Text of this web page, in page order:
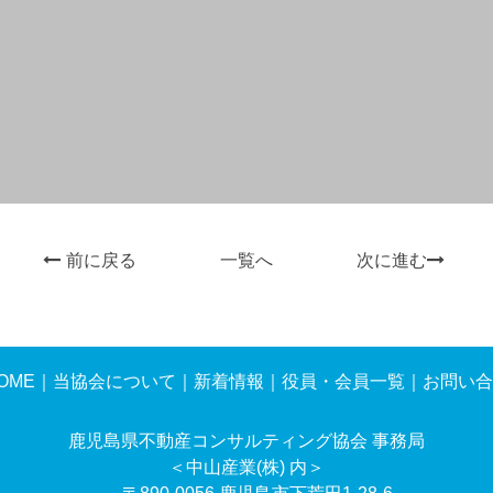
前に戻る 一覧へ 次に進む
当協会について 新着情報 役員・会員一覧 お問い
鹿児島県不動産コンサルティング協会 事務局
＜中山産業(株) 内＞